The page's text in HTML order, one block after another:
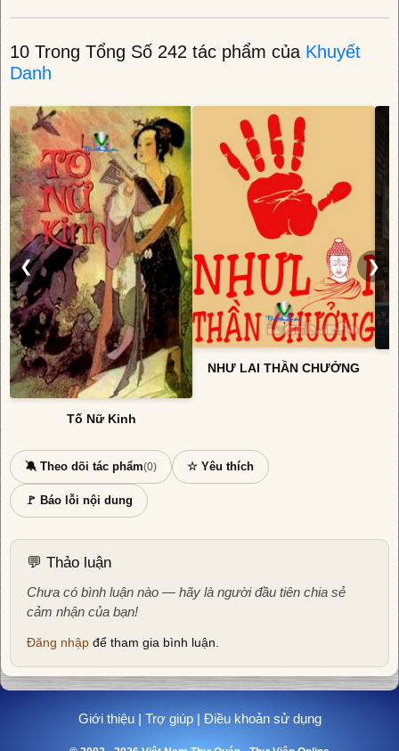
10 Trong Tổng Số 242 tác phẩm của Khuyết
Danh
❮
Tố Nữ Kinh
NHƯ LAI THẦN CHƯỞNG
❯
🔕 Theo dõi tác phẩm(0) ☆ Yêu thích
🚩 Báo lỗi nội dung
💬 Thảo luận
Chưa có bình luận nào — hãy là người đầu tiên chia sẻ
cảm nhận của bạn!
Đăng nhập để tham gia bình luận.
Giới thiệu| Trợ giúp| Điều khoản sử dụng